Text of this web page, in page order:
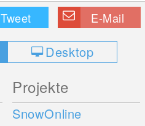
Tweet E-Mail
Desktop
Projekte
SnowOnline